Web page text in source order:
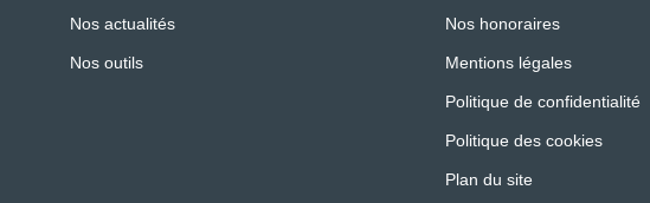
Nos actualités
Nos outils
Nos honoraires
Mentions légales
Politique de confidentialité
Politique des cookies
Plan du site